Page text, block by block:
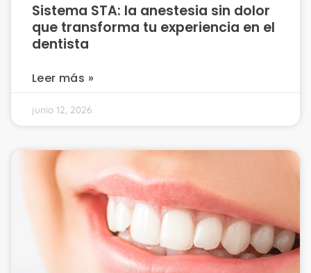
Sistema STA: la anestesia sin dolor
que transforma tu experiencia en el
dentista
Leer más »
junio 12, 2026